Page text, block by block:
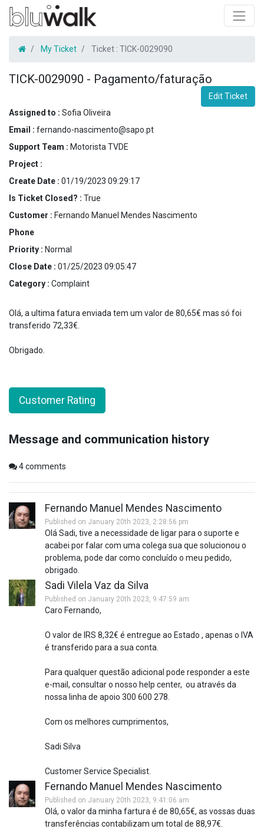
My Ticket Ticket : TICK-0029090
TICK-0029090 - Pagamento/faturação
Edit Ticket
Assigned to : Sofia Oliveira
Email : fernando-nascimento@sapo.pt
Support Team : Motorista TVDE
Project :
Create Date : 01/19/2023 09:29:17
Is Ticket Closed? : True
Customer : Fernando Manuel Mendes Nascimento
Phone
Priority : Normal
Close Date : 01/25/2023 09:05:47
Category : Complaint
Olá, a ultima fatura enviada tem um valor de 80,65€ mas só foi
transferido 72,33€.
Obrigado.
Customer Rating
Message and communication history
4comments
Fernando Manuel Mendes Nascimento
Published on January 20th 2023, 2:28:56 pm
Olá Sadi, tive a necessidade de ligar para o suporte e
acabei por falar com uma colega sua que solucionou o
problema, pode dar como concluído o meu pedido,
obrigado.
Sadi Vilela Vaz da Silva
Published on January 20th 2023, 9:47:59 am
Caro Fernando,
O valor de IRS 8,32€ é entregue ao Estado , apenas o IVA
é transferido para a sua conta.
Para qualquer questão adicional pode responder a este
e-mail, consultar o nosso help center, ou através da
nossa linha de apoio 300 600 278.
Com os melhores cumprimentos,
Sadi Silva
Customer Service Specialist.
Fernando Manuel Mendes Nascimento
Published on January 20th 2023, 9:41:06 am
Olá, o valor da minha fartura é de 80,65€, as vossas duas
transferências contabilizam um total de 88,97€.